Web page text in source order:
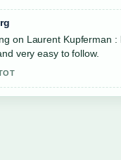
on Laurent Kupferman :
very easy to follow.